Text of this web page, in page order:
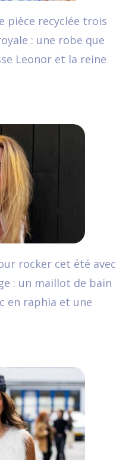
pièce recyclée trois
: une robe que
Leonor et la reine
rocker cet été avec
: un maillot de bain
en raphia et une